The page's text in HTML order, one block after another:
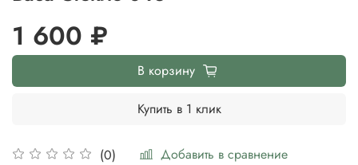
(0) Добавить в сравнение
1 600 ₽
В корзину
Купить в 1 клик